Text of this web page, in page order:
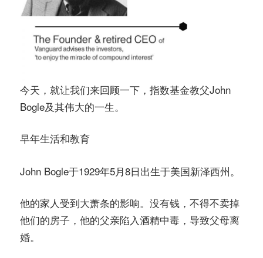
今天，就让我们来回顾一下，指数基金教父John
Bogle及其伟大的一生。
早年生活和教育
John Bogle于1929年5月8日出生于美国新泽西州。
他的家人受到大萧条的影响。没有钱，不得不卖掉
他们的房子，他的父亲陷入酒精中毒，导致父母离
婚。